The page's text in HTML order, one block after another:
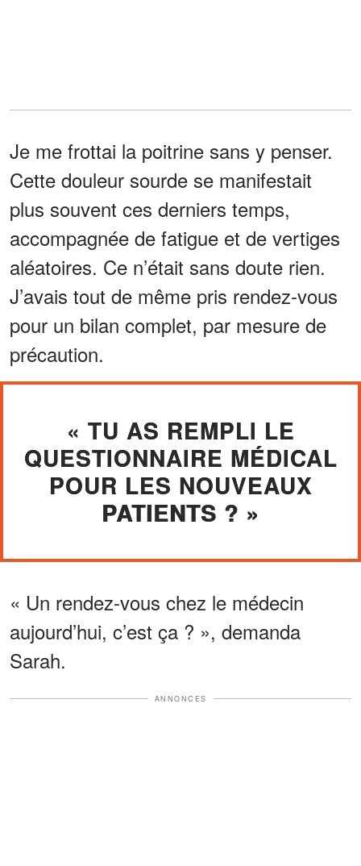
Je me frottai la poitrine sans y penser.
Cette douleur sourde se manifestait
plus souvent ces derniers temps,
accompagnée de fatigue et de vertiges
aléatoires. Ce n’était sans doute rien.
J’avais tout de même pris rendez-vous
pour un bilan complet, par mesure de
précaution.
« TU AS REMPLI LE
QUESTIONNAIRE MÉDICAL
POUR LES NOUVEAUX
PATIENTS ? »
« Un rendez-vous chez le médecin
aujourd’hui, c’est ça ? », demanda
Sarah.
ANNONCES